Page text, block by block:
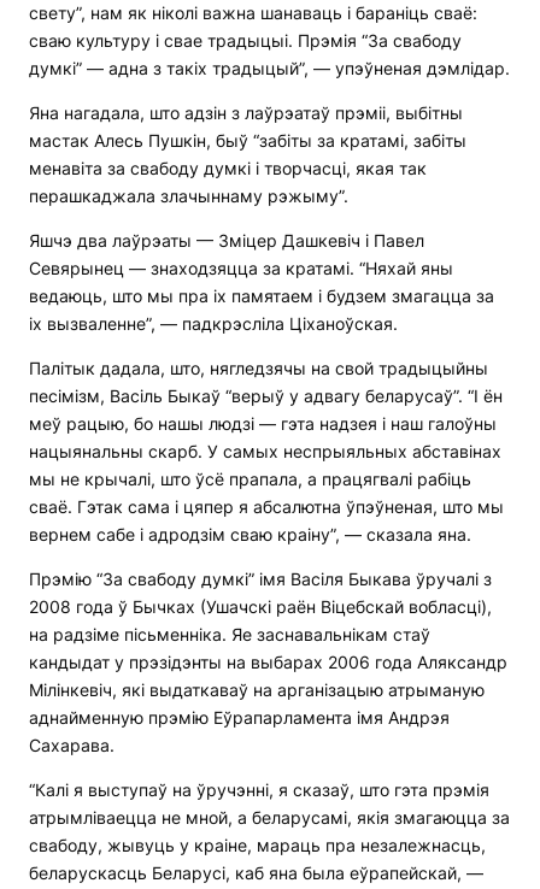
свету”, нам як ніколі важна шанаваць і бараніць сваё:
сваю культуру і свае традыцыі. Прэмія “За свабоду
думкі” — адна з такіх традыцый”, — упэўненая дэмлідар.
Яна нагадала, што адзін з лаўрэатаў прэміі, выбітны
мастак Алесь Пушкін, быў “забіты за кратамі, забіты
менавіта за свабоду думкі і творчасці, якая так
перашкаджала злачыннаму рэжыму”.
Яшчэ два лаўрэаты — Зміцер Дашкевіч і Павел
Севярынец — знаходзяцца за кратамі. “Няхай яны
ведаюць, што мы пра іх памятаем і будзем змагацца за
іх вызваленне”, — падкрэсліла Ціханоўская.
Палітык дадала, што, нягледзячы на свой традыцыйны
песімізм, Васіль Быкаў “верыў у адвагу беларусаў”. “І ён
меў рацыю, бо нашы людзі — гэта надзея і наш галоўны
нацыянальны скарб. У самых неспрыяльных абставінах
мы не крычалі, што ўсё прапала, а працягвалі рабіць
сваё. Гэтак сама і цяпер я абсалютна ўпэўненая, што мы
вернем сабе і адродзім сваю краіну”, — сказала яна.
Прэмію “За свабоду думкі” імя Васіля Быкава ўручалі з
2008 года ў Бычках (Ушачскі раён Віцебскай вобласці),
на радзіме пісьменніка. Яе заснавальнікам стаў
кандыдат у прэзідэнты на выбарах 2006 года Аляксандр
Мілінкевіч, які выдаткаваў на арганізацыю атрыманую
аднайменную прэмію Еўрапарламента імя Андрэя
Сахарава.
“Калі я выступаў на ўручэнні, я сказаў, што гэта прэмія
атрымліваецца не мной, а беларусамі, якія змагаюцца за
свабоду, жывуць у краіне, мараць пра незалежнасць,
беларускасць Беларусі, каб яна была еўрапейскай, —